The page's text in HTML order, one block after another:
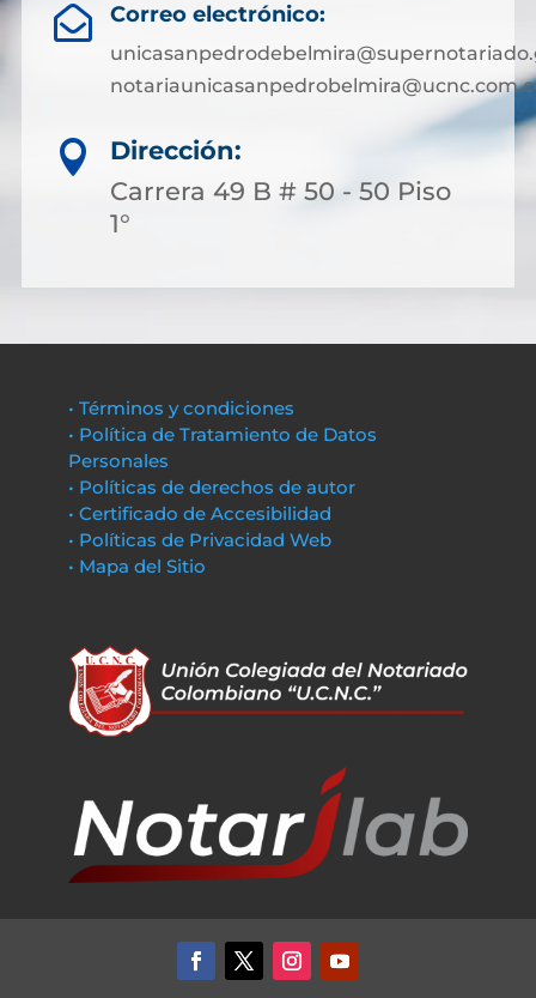
 Correo electrónico:

Dirección:
Carrera 49 B # 50 - 50 Piso
1°
• Términos y condiciones
• Política de Tratamiento de Datos
Personales
• Políticas de derechos de autor
• Certificado de Accesibilidad
• Políticas de Privacidad Web
• Mapa del Sitio